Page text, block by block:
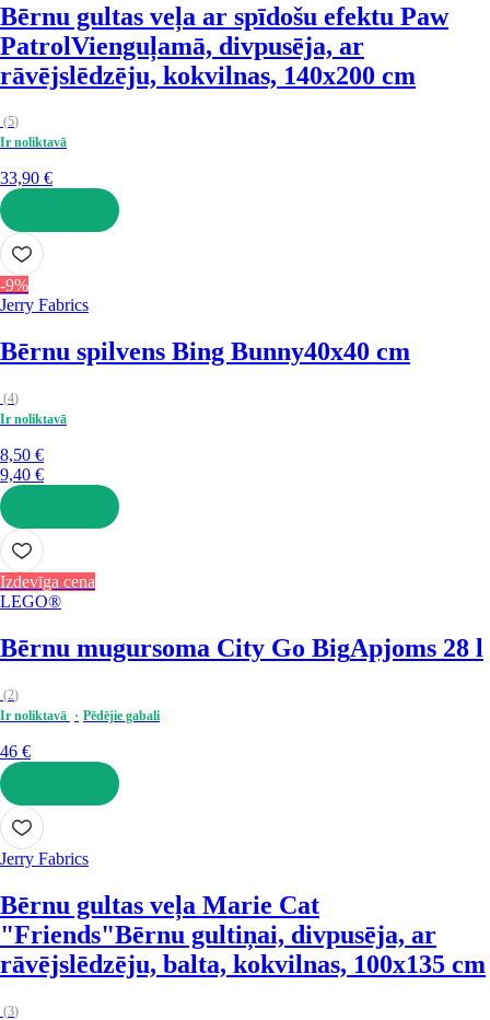
Bērnu gultas veļa ar spīdošu efektu Paw
PatrolVienguļamā, divpusēja, ar
rāvējslēdzēju, kokvilnas, 140x200 cm
(5)
Ir noliktavā
33,90 €
LIKT GROZĀ
-9%
Jerry Fabrics
Bērnu spilvens Bing Bunny40x40 cm
(4)
Ir noliktavā
8,50 €
9,40 €
LIKT GROZĀ
Izdevīga cena
LEGO®
Bērnu mugursoma City Go BigApjoms 28 l
(2)
Ir noliktavā
Pēdējie gabali
46 €
LIKT GROZĀ
Jerry Fabrics
Bērnu gultas veļa Marie Cat
"Friends"Bērnu gultiņai, divpusēja, ar
rāvējslēdzēju, balta, kokvilnas, 100x135 cm
(3)